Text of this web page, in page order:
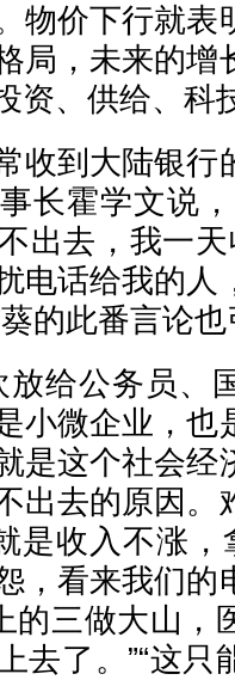
物价下行就表
局，未来的增
资、供给、科
收到大陆银行
长霍学文说
出去，我一
电话给我的人
的此番言论
放给公务员、
小微企业，也
是这个社会经
出去的原因。
是收入不涨，
，看来我们的
的三做大山，
去了。”“这只